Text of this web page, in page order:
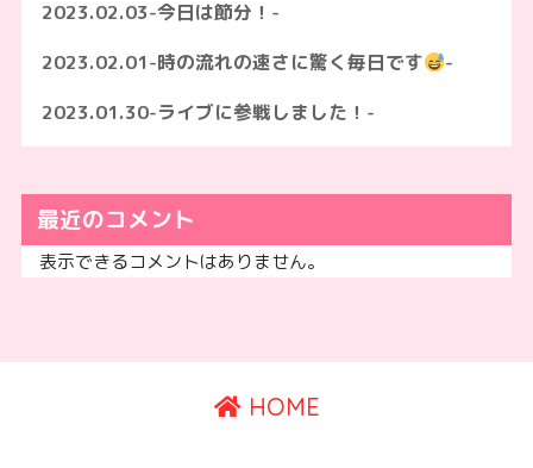
2023.02.03-今日は節分！-
2023.02.01-時の流れの速さに驚く毎日です
-
2023.01.30-ライブに参戦しました！-
最近のコメント
表示できるコメントはありません。
HOME